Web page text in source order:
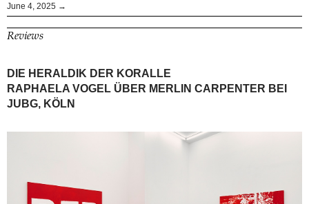
June 4, 2025 →
Reviews
DIE HERALDIK DER KORALLE
RAPHAELA VOGEL ÜBER MERLIN CARPENTER BEI
JUBG, KÖLN